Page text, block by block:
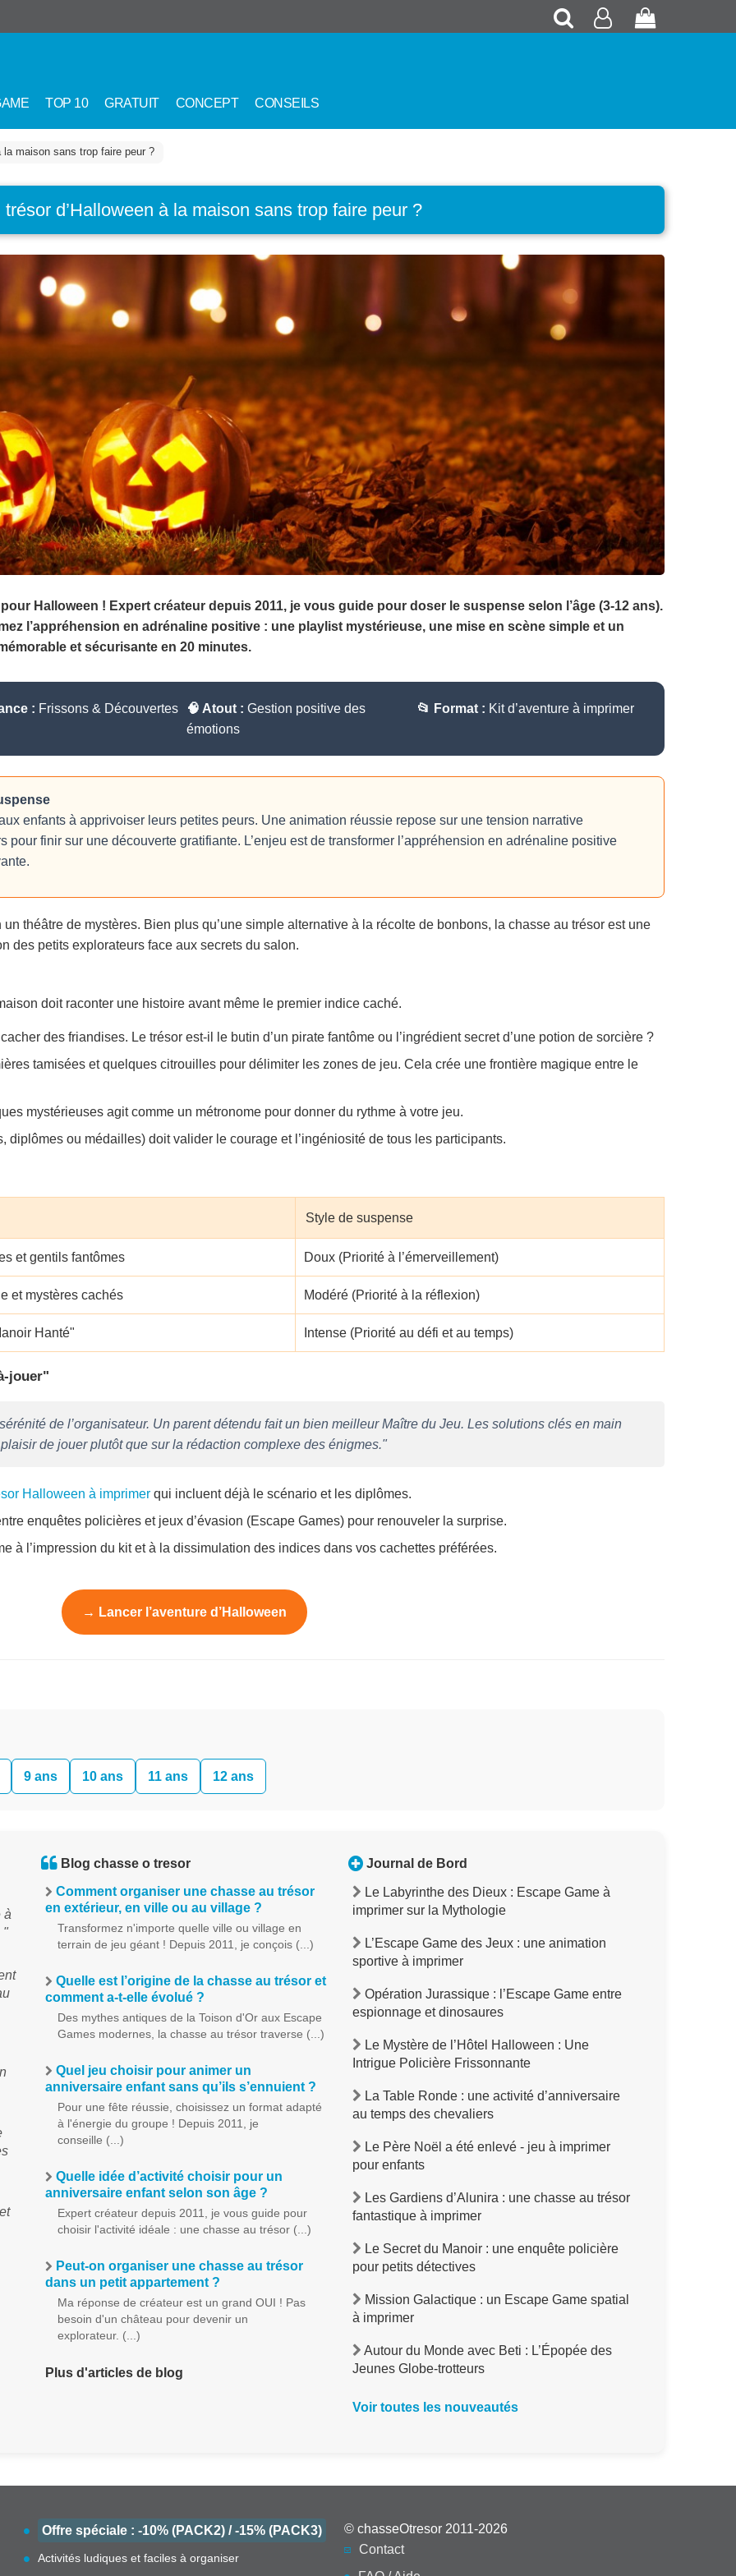
Recherche
Mon
TOP 10 GRATUIT CONCEPT CONSEILS
la maison sans trop faire peur ?
d’Halloween à la maison sans trop faire peur ?
Halloween ! Expert créateur depuis 2011, je vous guide pour doser le suspense selon l’âge (3-12 ans).
l’appréhension en adrénaline positive : une playlist mystérieuse, une mise en scène simple et un
et sécurisante en 20 minutes.
: Frissons & Découvertes 🧠 Atout : Gestion positive des
émotions
📂 Format : Kit d’aventure à imprimer
enfants à apprivoiser leurs petites peurs. Une animation réussie repose sur une tension narrative
finir sur une découverte gratifiante. L’enjeu est de transformer l’appréhension en adrénaline positive
théâtre de mystères. Bien plus qu’une simple alternative à la récolte de bonbons, la chasse au trésor est une
des petits explorateurs face aux secrets du salon.
doit raconter une histoire avant même le premier indice caché.
des friandises. Le trésor est-il le butin d’un pirate fantôme ou l’ingrédient secret d’une potion de sorcière ?
tamisées et quelques citrouilles pour délimiter les zones de jeu. Cela crée une frontière magique entre le
mystérieuses agit comme un métronome pour donner du rythme à votre jeu.
diplômes ou médailles) doit valider le courage et l’ingéniosité de tous les participants.
Style de suspense
et gentils fantômes Doux (Priorité à l’émerveillement)
et mystères cachés Modéré (Priorité à la réflexion)
Hanté" Intense (Priorité au défi et au temps)
jouer"
de l’organisateur. Un parent détendu fait un bien meilleur Maître du Jeu. Les solutions clés en main
de jouer plutôt que sur la rédaction complexe des énigmes."
Halloween à imprimer qui incluent déjà le scénario et les diplômes.
enquêtes policières et jeux d’évasion (Escape Games) pour renouveler la surprise.
à l’impression du kit et à la dissimulation des indices dans vos cachettes préférées.
→ Lancer l’aventure d’Halloween
9 ans 10 ans 11 ans 12 ans
à
"
Blog chasse o tresor
Comment organiser une chasse au trésor
en extérieur, en ville ou au village ?
Transformez n'importe quelle ville ou village en
terrain de jeu géant ! Depuis 2011, je conçois (...)
Quelle est l’origine de la chasse au trésor et
comment a-t-elle évolué ?
Des mythes antiques de la Toison d'Or aux Escape
Games modernes, la chasse au trésor traverse (...)
Quel jeu choisir pour animer un
anniversaire enfant sans qu’ils s’ennuient ?
Pour une fête réussie, choisissez un format adapté
à l'énergie du groupe ! Depuis 2011, je
conseille (...)
Quelle idée d’activité choisir pour un
anniversaire enfant selon son âge ?
Expert créateur depuis 2011, je vous guide pour
choisir l'activité idéale : une chasse au trésor (...)
Peut-on organiser une chasse au trésor
dans un petit appartement ?
Ma réponse de créateur est un grand OUI ! Pas
besoin d'un château pour devenir un
explorateur. (...)
Plus d'articles de blog
Journal de Bord
Le Labyrinthe des Dieux : Escape Game à
imprimer sur la Mythologie
L’Escape Game des Jeux : une animation
sportive à imprimer
Opération Jurassique : l’Escape Game entre
espionnage et dinosaures
Le Mystère de l’Hôtel Halloween : Une
Intrigue Policière Frissonnante
La Table Ronde : une activité d’anniversaire
au temps des chevaliers
Le Père Noël a été enlevé - jeu à imprimer
pour enfants
Les Gardiens d’Alunira : une chasse au trésor
fantastique à imprimer
Le Secret du Manoir : une enquête policière
pour petits détectives
Mission Galactique : un Escape Game spatial
à imprimer
Autour du Monde avec Beti : L’Épopée des
Jeunes Globe-trotteurs
Voir toutes les nouveautés
Offre spéciale : -10% (PACK2) / -15% (PACK3)
Activités ludiques et faciles à organiser
© chasseOtresor 2011-2026
Contact